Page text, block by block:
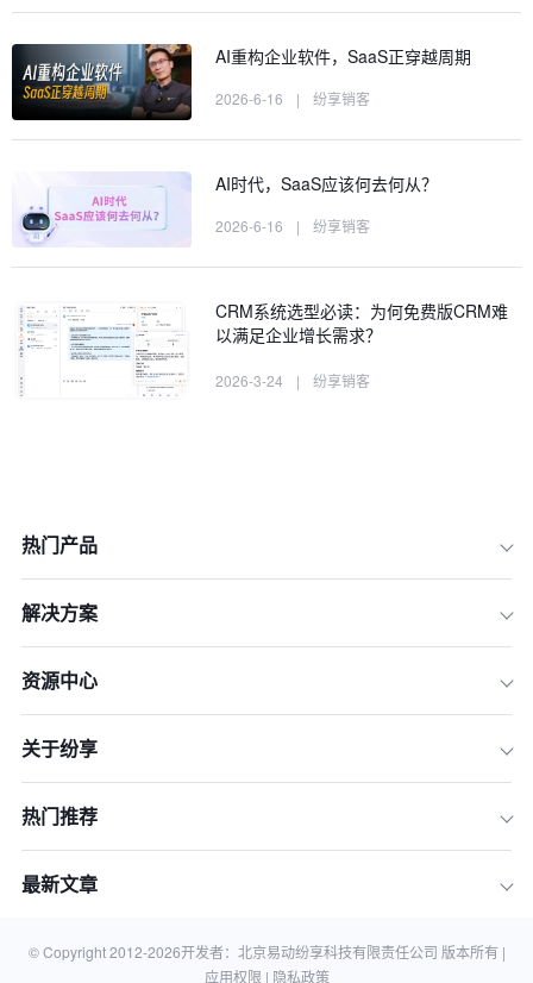
一、企业营销探索的四个阶段
战略：
AI重构企业软件，SaaS正穿越周期
2026-6-16 | 纷享销客
AI时代，SaaS应该何去何从？
2026-6-16 | 纷享销客
CRM系统选型必读：为何免费版CRM难
以满足企业增长需求？
2026-3-24 | 纷享销客
热门产品
解决方案
资源中心
关于纷享
热门推荐
最新文章
© Copyright 2012-2026开发者：北京易动纷享科技有限责任公司 版本所有 |
应用权限 | 隐私政策